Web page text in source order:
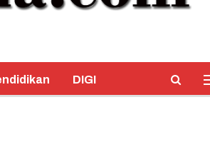
DIGI